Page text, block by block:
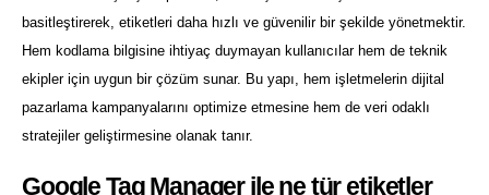
basitleştirerek, etiketleri daha hızlı ve güvenilir bir şekilde yönetmektir.
Hem kodlama bilgisine ihtiyaç duymayan kullanıcılar hem de teknik
ekipler için uygun bir çözüm sunar. Bu yapı, hem işletmelerin dijital
pazarlama kampanyalarını optimize etmesine hem de veri odaklı
stratejiler geliştirmesine olanak tanır.
Google Tag Manager ile ne tür etiketler